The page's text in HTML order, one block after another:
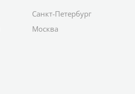
Санкт-Петербург
Москва